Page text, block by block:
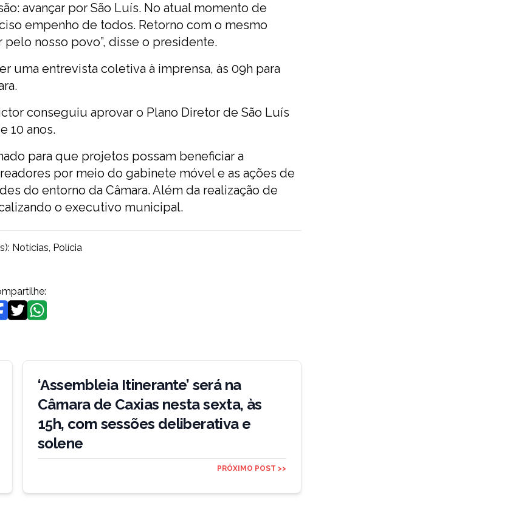
avançar por São Luís. No atual momento de
empenho de todos. Retorno com o mesmo
nosso povo”, disse o presidente.
uma entrevista coletiva à imprensa, às 09h para
conseguiu aprovar o Plano Diretor de São Luís
10 anos.
para que projetos possam beneficiar a
por meio do gabinete móvel e as ações de
do entorno da Câmara. Além da realização de
o executivo municipal.
Notícias, Polícia
‘Assembleia Itinerante’ será na
Câmara de Caxias nesta sexta, às
15h, com sessões deliberativa e
solene
PRÓXIMO POST >>